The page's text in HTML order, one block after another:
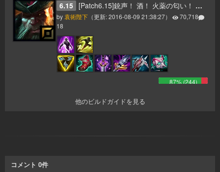
6.15 [Patch6.15]銃声！ 酒！ 火薬の匂い！ そして一斉砲撃のお知らせだ！ ヤーハハーハー！
by 袁術陛下 （更新:2016-08-09 21:38:27）
70,718
18
87% (244)
他のビルドガイドを見る
コメント 0件